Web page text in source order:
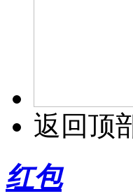
返回顶
红包